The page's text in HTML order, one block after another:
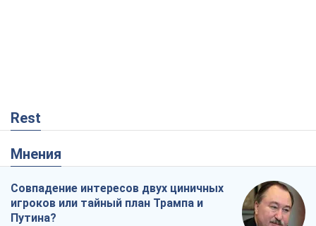
Rest
Мнения
Совпадение интересов двух циничных
игроков или тайный план Трампа и
Путина?